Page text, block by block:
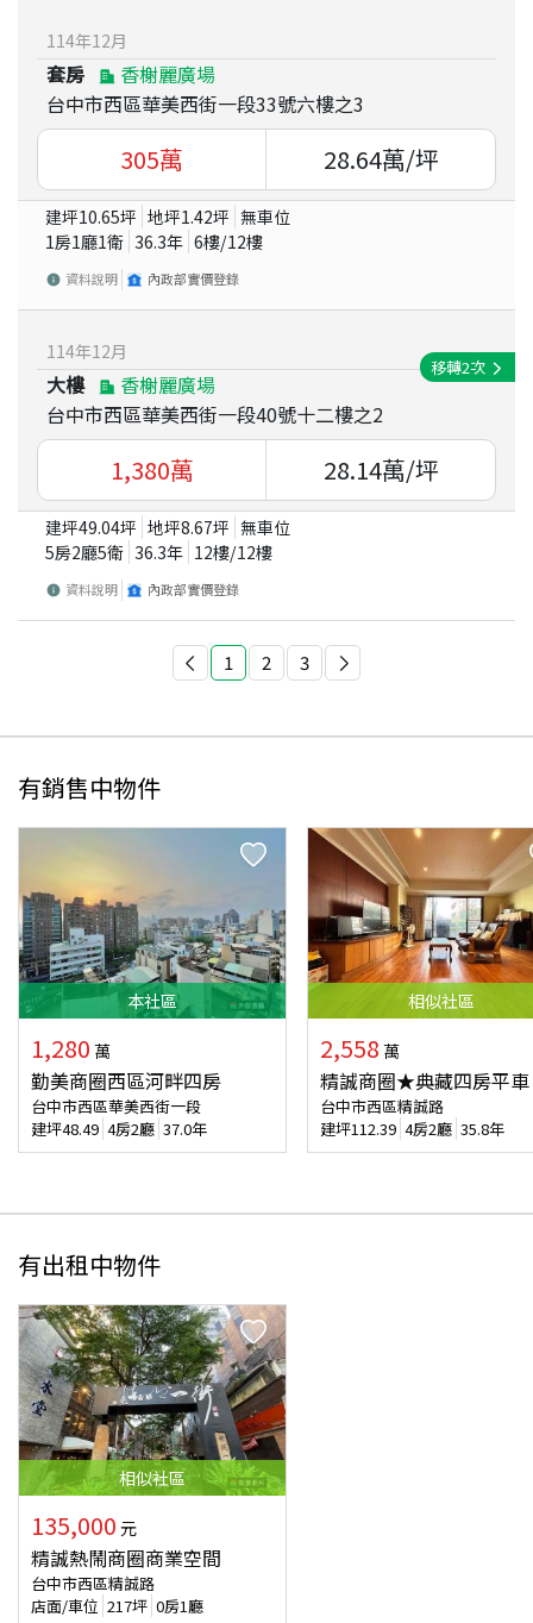
114年12月
套房
香榭麗廣場
台中市西區華美西街一段33號六樓之3
305萬 28.64萬/坪
建坪10.65坪 地坪1.42坪 無車位
1房1廳1衛 36.3年 6樓/12樓
資料說明 內政部實價登錄
114年12月
大樓
香榭麗廣場
台中市西區華美西街一段40號十二樓之2
移轉2次
1,380萬 28.14萬/坪
建坪49.04坪 地坪8.67坪 無車位
5房2廳5衛 36.3年 12樓/12樓
資料說明 內政部實價登錄
1 2 3
有銷售中物件
本社區
1,280 萬
勤美商圈西區河畔四房
台中市西區華美西街一段
建坪48.49 4房2廳 37.0年
相似社區
2,558 萬
精誠商圈★典藏四房平車
台中市西區精誠路
建坪112.39 4房2廳 35.8年
有出租中物件
相似社區
135,000 元
精誠熱鬧商圈商業空間
台中市西區精誠路
店面/車位 217坪 0房1廳